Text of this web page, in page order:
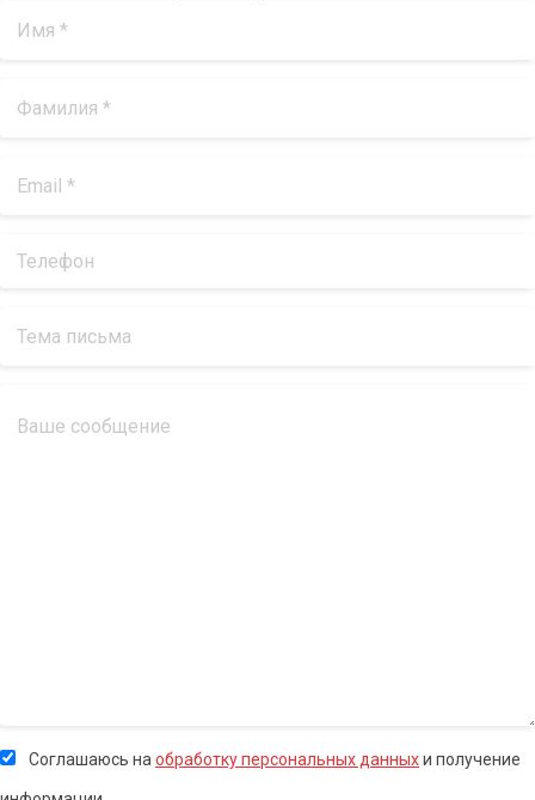
Соглашаюсь на обработку персональных данныхи получение